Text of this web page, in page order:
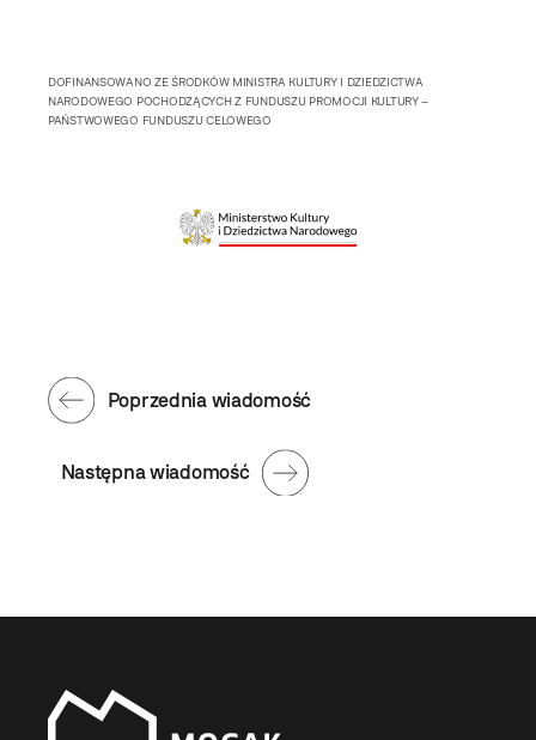
DOFINANSOWANO ZE ŚRODKÓW MINISTRA KULTURY I DZIEDZICTWA
NARODOWEGO POCHODZĄCYCH Z FUNDUSZU PROMOCJI KULTURY –
PAŃSTWOWEGO FUNDUSZU CELOWEGO
Następna wiadomość
Poprzednia wiadomość